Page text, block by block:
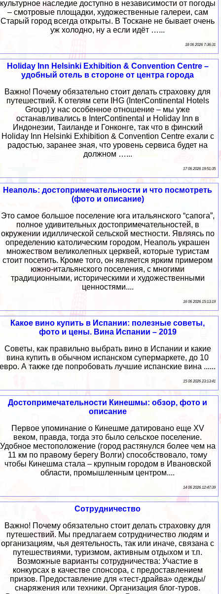
культурное наследие доступно в независимости от погоды
– смотровые площадки, художественные галереи, сам
Старый город всегда открыты. В Тоскане не бывает очень
уж холодно, ну а если идёт …...
18 06 2026 7:36:31
Holiday Inn Helsinki Exhibition & Convention Centre –
удобный отель в стороне от центра города
Важно! Почему обязательно стоит делать страховку для
путешествий. К отелям сети IHG (InterContinental Hotels
Group) у нас особенное отношение – мы уже
останавливались в InterContinental и Holiday Inn в
Индонезии, Таиланде и Гонконге, так что в финский
Holiday Inn Helsinki Exhibition & Convention Centre ехали с
радостью, заранее зная, что уровень сервиса будет на
должном …...
17 06 2026 19:51:35
Неаполь: достопримечательности и что посмотреть
(фото и описание)
Это самое большое поселение юга итальянского “сапога”,
полное удивительных достопримечательностей, в
окружении идиллической сельской местности. Являясь по
определению католическим городом, Неаполь украшен
множеством великолепных церквей, которые туристам
стоит посетить. Кроме того, он является ярким примером
южно-итальянского поселения, с многими
традиционными, историческими и художественными
ценностями....
16 06 2026 15:13:19
Какое вино купить в Испании: полезные советы,
фото и цены. Вина Испании – 2019
Советы, как правильно выбрать вино в Испании и какие
вина купить в обычном испанском супермаркете, до 10
евро. А также где попробовать лучшие испанские вина ......
15 06 2026 23:13:41
Достопримечательности Кинешмы: обзор, фото и
описание
Первое упоминание о Кинешме датировано еще XV
веком, правда, тогда это было сельское поселение.
Удобное местоположение (город растянулся более чем на
11 км по правому берегу Волги) способствовало, тому
чтобы Кинешма стала – крупным городом в Ивановской
области, промышленным центром....
14 06 2026 12:47:39
Сотрудничество
Важно! Почему обязательно стоит делать страховку для
путешествий. Мы предлагаем сотрудничество людям и
организациям, чья деятельность, так или иначе, связана с
путешествиями, туризмом, активным отдыхом и т.п.
Возможные варианты сотрудничества: Участие в
конкурсах в качестве спонсора, с предоставлением
призов. Предоставление для «тест-драйва» одежды/
снаряжения или техники. Организация блог-туров.